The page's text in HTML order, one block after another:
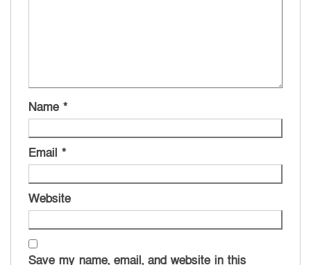
Name *
Email *
Website
Save my name, email, and website in this